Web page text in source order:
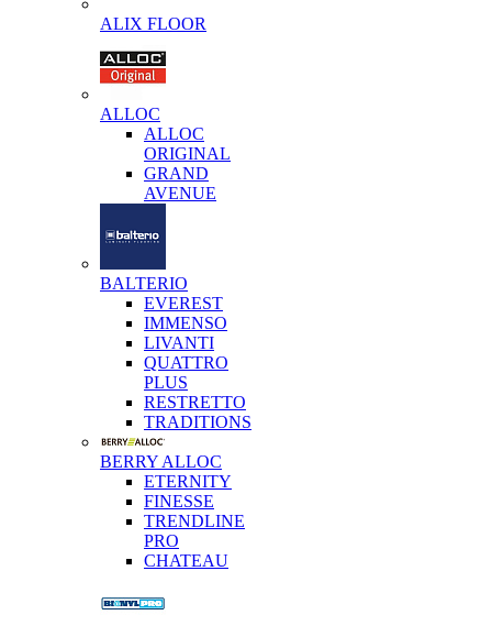
ALIX FLOOR
ALLOC
ALLOC
ORIGINAL
GRAND
AVENUE
BALTERIO
EVEREST
IMMENSO
LIVANTI
QUATTRO
PLUS
RESTRETTO
TRADITIONS
BERRY ALLOC
ETERNITY
FINESSE
TRENDLINE
PRO
CHATEAU